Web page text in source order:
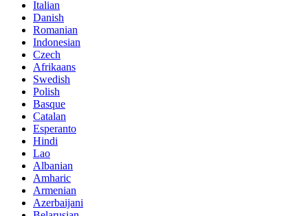
Italian
Danish
Romanian
Indonesian
Czech
Afrikaans
Swedish
Polish
Basque
Catalan
Esperanto
Hindi
Lao
Albanian
Amharic
Armenian
Azerbaijani